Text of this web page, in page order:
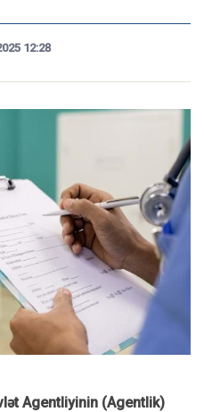
12:28
Agentliyinin (Agentlik)